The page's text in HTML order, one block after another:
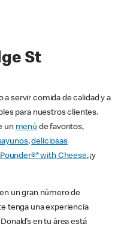
St
a servir comida de calidad y a
para nuestros clientes.
un menú de favoritos,
,deliciosas
with Cheese, ¡y
un gran número de
tenga una experiencia
en tu área está